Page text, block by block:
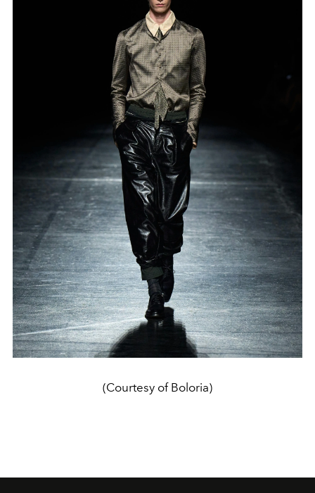
(Courtesy of Boloria)